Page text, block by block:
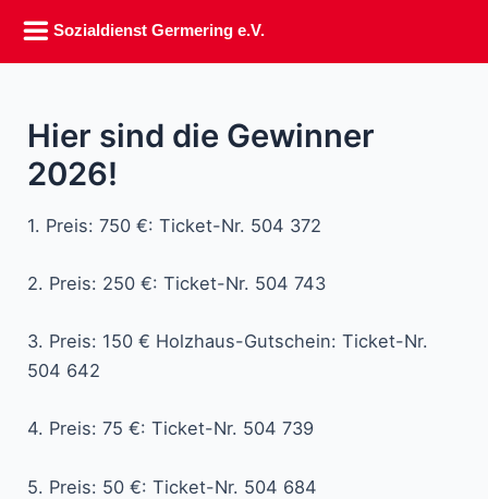
springen
Hier sind die Gewinner
2026!
1. Preis: 750 €: Ticket-Nr. 504 372
2. Preis: 250 €: Ticket-Nr. 504 743
3. Preis: 150 € Holzhaus-Gutschein: Ticket-Nr.
504 642
4. Preis: 75 €: Ticket-Nr. 504 739
5. Preis: 50 €: Ticket-Nr. 504 684
Sozialdienst Germering e.V.